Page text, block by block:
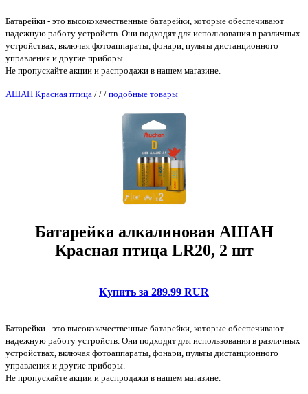
Батарейки - это высококачественные батарейки, которые обеспечивают
надежную работу устройств. Они подходят для использования в различных
устройствах, включая фотоаппараты, фонари, пульты дистанционного
управления и другие приборы.
Не пропускайте акции и распродажи в нашем магазине.
АШАН Красная птица / / / подобные товары
Батарейка алкалиновая АШАН
Красная птица LR20, 2 шт
Купить за 289.99 RUR
Батарейки - это высококачественные батарейки, которые обеспечивают
надежную работу устройств. Они подходят для использования в различных
устройствах, включая фотоаппараты, фонари, пульты дистанционного
управления и другие приборы.
Не пропускайте акции и распродажи в нашем магазине.